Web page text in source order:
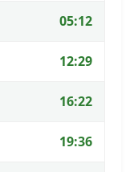
05:12
12:29
16:22
19:36